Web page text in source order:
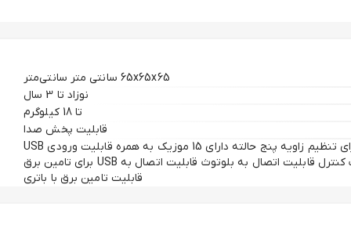
65x65x65 سانتی متر سانتی‌متر
نوزاد تا 3 سال
تا 18 کیلوگرم
قابلیت پخش صدا
دارای تنظیم زاویه پنج حالته دارای تنظیم زاویه پنج حالته دارای 15 موزیک به همره قابلیت ورودی USB
کمربند ایمنی 5 نقطه‌ای دارای ریموت کنترل قابلیت اتصال به بلوتوث قابلیت اتصال به USB برای تامین برق
قابلیت تامین برق با باتری